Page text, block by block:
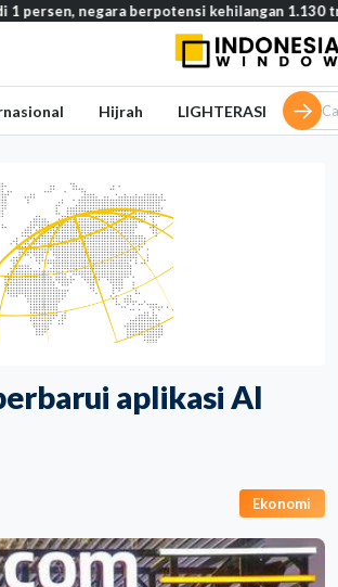
aplikasi AI
Ekonomi
berpotensi kehilangan 1.130 triliun rupiah
Hijrah LIGHTERASI